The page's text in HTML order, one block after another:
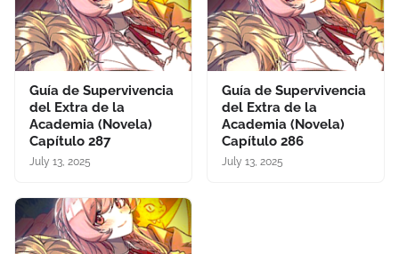
Guía de Supervivencia
del Extra de la
Academia (Novela)
Capítulo 287
July 13, 2025
Guía de Supervivencia
del Extra de la
Academia (Novela)
Capítulo 286
July 13, 2025